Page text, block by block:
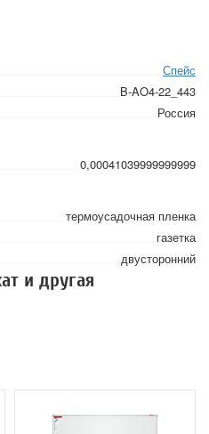
Спейс
B-AO4-22_443
Россия
0,00041039999999999
термоусадочная пленка
газетка
двусторонний
и другая